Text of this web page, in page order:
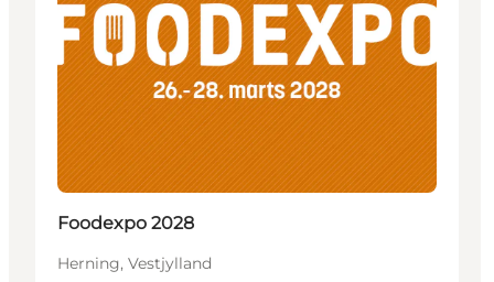
Foodexpo 2028
Herning, Vestjylland